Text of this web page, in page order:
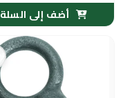
أضف إلى السلة